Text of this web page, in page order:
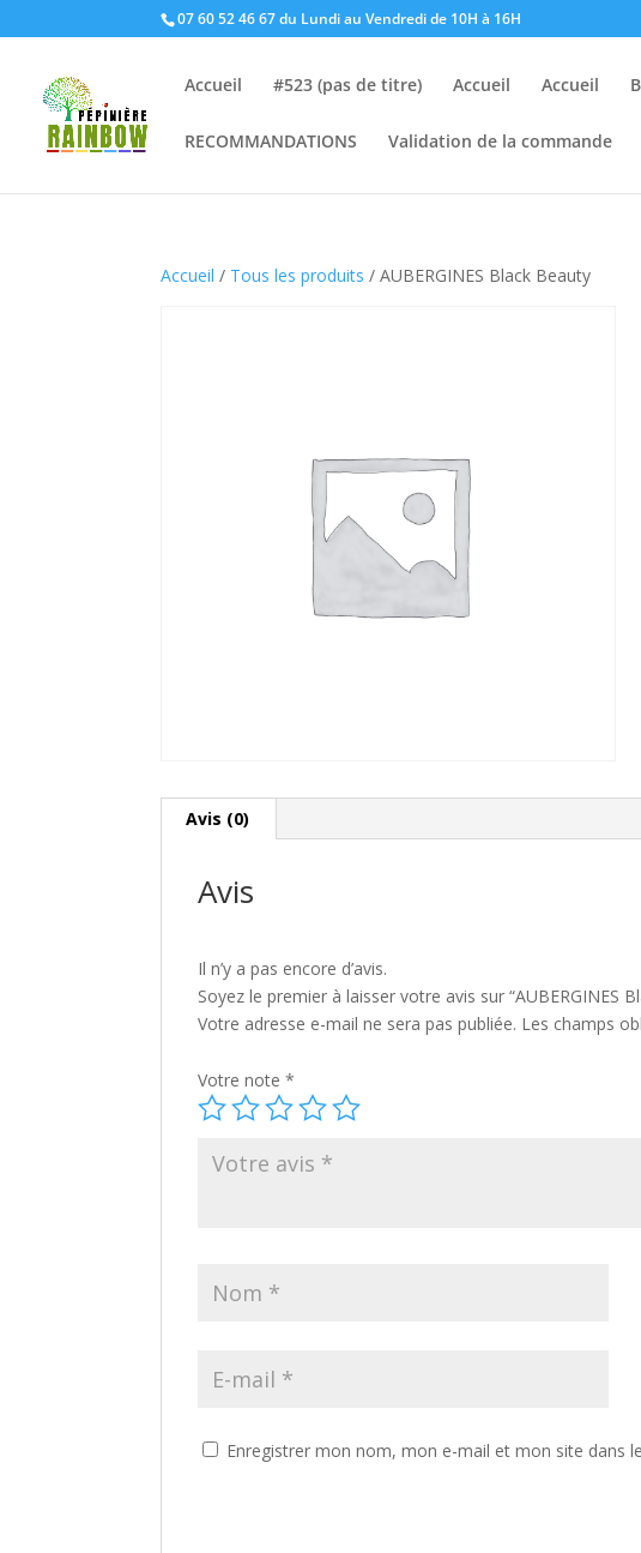
07 60 52 46 67 du Lundi au Vendredi de 10H à 16H
Accueil #523 (pas de titre) Accueil Accueil
RECOMMANDATIONS Validation de la commande
Accueil / Tous les produits / AUBERGINES Black Beauty
Avis (0)
Avis
Il n’y a pas encore d’avis.
Soyez le premier à laisser votre avis sur “AUBERGINES
Votre adresse e-mail ne sera pas publiée. Les champs
Votre note*
Enregistrer mon nom, mon e-mail et mon site dans